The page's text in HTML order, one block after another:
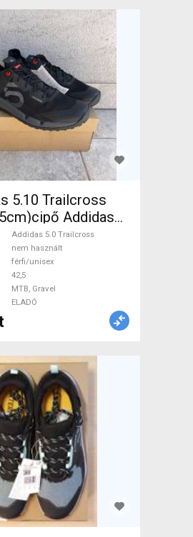
5.10 Trailcross
Addidas
Cipő / Zokni /
MTB, Gravel nem
unisex ELADÓ
Addidas 5.0 Trailcross
nem használt
férfi/unisex
42,5
MTB, Gravel
ELADÓ